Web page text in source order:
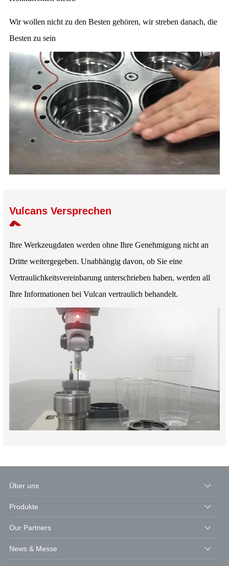
Wir wollen nicht zu den Besten gehören, wir streben danach, die
Besten zu sein
Vulcans Versprechen
Ihre Werkzeugdaten werden ohne Ihre Genehmigung nicht an
Dritte weitergegeben. Unabhängig davon, ob Sie eine
Vertraulichkeitsvereinbarung unterschrieben haben, werden all
Ihre Informationen bei Vulcan vertraulich behandelt.
Über uns
Produkte
Our Partners
News & Messe